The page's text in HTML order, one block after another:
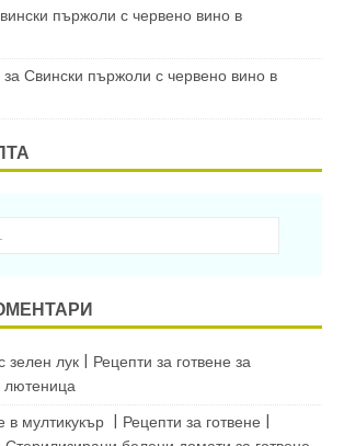
пържоли с червено вино в
за Свински пържоли с червено вино в
лук | Рецепти за готвене за
в мултикукър | Рецепти за готвене |